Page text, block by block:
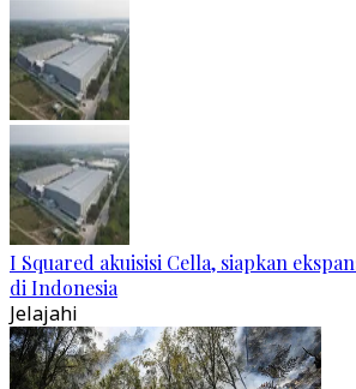
I Squared akuisisi Cella, siapkan
di Indonesia
Jelajahi